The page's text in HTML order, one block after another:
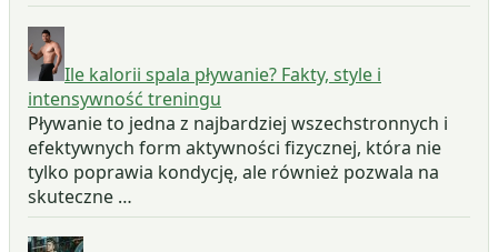
Ile kalorii spala pływanie? Fakty, style i
intensywność treningu
Pływanie to jedna z najbardziej wszechstronnych i
efektywnych form aktywności fizycznej, która nie
tylko poprawia kondycję, ale również pozwala na
skuteczne …